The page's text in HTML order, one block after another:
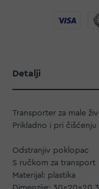
Detalji
Transporter za male
Prikladno i pri čišćenju
Odstranjiv poklopac
S ručkom za transport
Materijal: plastika